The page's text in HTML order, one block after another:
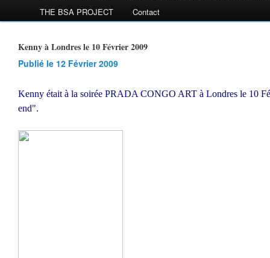
THE BSA PROJECT
Contact
Kenny à Londres le 10 Février 2009
Publié le 12 Février 2009
Kenny était à la soirée PRADA CONGO ART à Londres le 10
end".